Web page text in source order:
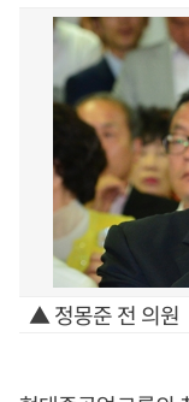
▲ 정몽준 전 의원